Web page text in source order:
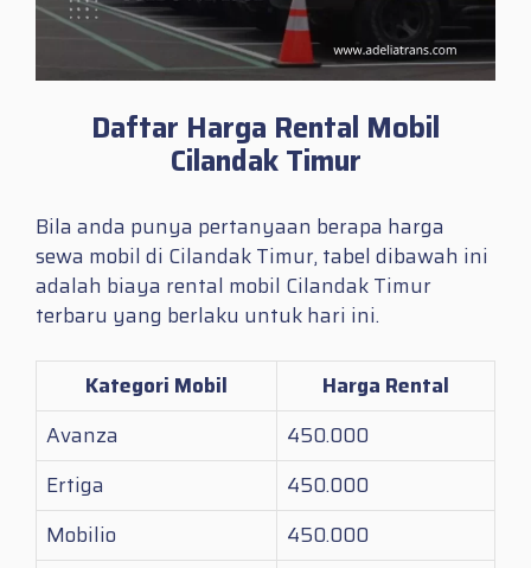
Daftar Harga Rental Mobil
Cilandak Timur
Bila anda punya pertanyaan berapa harga
sewa mobil di Cilandak Timur, tabel dibawah ini
adalah biaya rental mobil Cilandak Timur
terbaru yang berlaku untuk hari ini.
Kategori Mobil
Harga Rental
Avanza
450.000
Ertiga
450.000
Mobilio
450.000